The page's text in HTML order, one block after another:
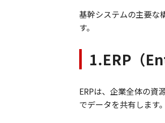
基幹システムの主要な
す。
1.ERP（
ERPは、企業全体の資
でデータを共有します